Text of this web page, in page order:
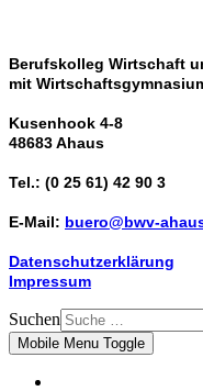
Berufskolleg Wirtschaft
mit
Kusenhook 4-8
48683 Ahaus
Tel.: (0 25 61) 42 90 3
E-Mail: buero@bwv-
Datenschutzerklärung
Impressum
Suchen
Mobile Menu Toggle